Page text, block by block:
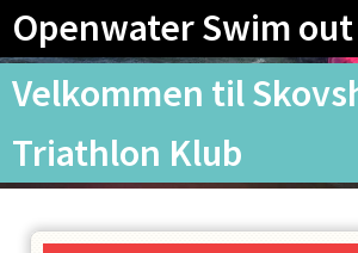
Openwater Swim out
Velkommen til
Triathlon Klub